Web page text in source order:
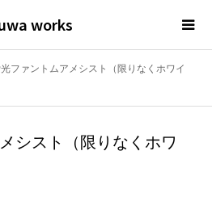
works
ファントムアメシスト（限りなくホワイ
シスト（限りなくホワ